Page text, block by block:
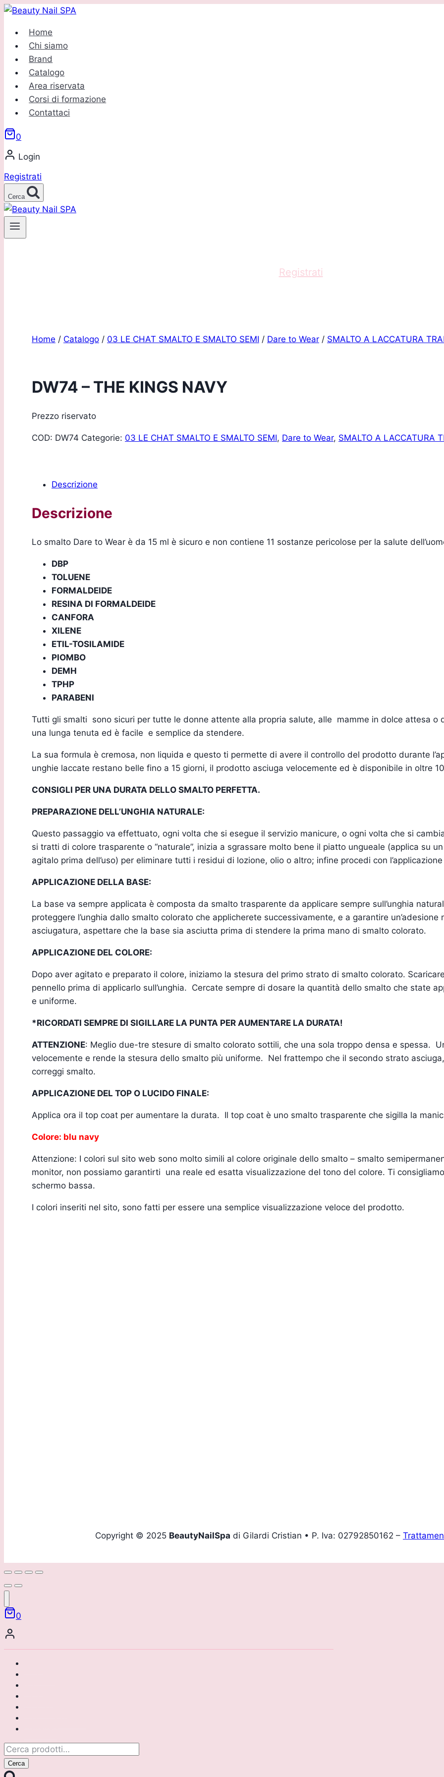
Salta
contenuto
Home
Chi siamo
Brand
Catalogo
Area riservata
Corsi di formazione
Contattaci
0
Login
Registrati
Cerca
Registrati
Home / Catalogo / 03 LE CHAT SMALTO E SMALTO SEMI / Dare to Wear / SMALTO A LACCATURA
DW74 – THE KINGS NAVY
Prezzo riservato
COD: DW74 Categorie: 03 LE CHAT SMALTO E SMALTO SEMI, Dare to Wear, SMALTO A LACCATURA
Descrizione
Descrizione
Lo smalto Dare to Wear è da 15 ml è sicuro e non contiene 11 sostanze pericolose per la salute
DBP
TOLUENE
FORMALDEIDE
RESINA DI FORMALDEIDE
CANFORA
XILENE
ETIL-TOSILAMIDE
PIOMBO
DEMH
TPHP
PARABENI
Tutti gli smalti sono sicuri per tutte le donne attente alla propria salute, alle mamme in dolce attesa o
una lunga tenuta ed è facile e semplice da stendere.
La sua formula è cremosa, non liquida e questo ti permette di avere il controllo del prodotto durante
unghie laccate restano belle fino a 15 giorni, il prodotto asciuga velocemente ed è disponibile in oltre
CONSIGLI PER UNA DURATA DELLO SMALTO PERFETTA.
PREPARAZIONE DELL’UNGHIA NATURALE:
Questo passaggio va effettuato, ogni volta che si esegue il servizio manicure, o ogni volta che si
si tratti di colore trasparente o “naturale”, inizia a sgrassare molto bene il piatto ungueale (applica su
agitalo prima dell’uso) per eliminare tutti i residui di lozione, olio o altro; infine procedi con
APPLICAZIONE DELLA BASE:
La base va sempre applicata è composta da smalto trasparente da applicare sempre sull’unghia
proteggere l’unghia dallo smalto colorato che applicherete successivamente, e a garantire un’adesione
asciugatura, aspettare che la base sia asciutta prima di stendere la prima mano di smalto colorato.
APPLICAZIONE DEL COLORE:
Dopo aver agitato e preparato il colore, iniziamo la stesura del primo strato di smalto colorato.
pennello prima di applicarlo sull’unghia. Cercate sempre di dosare la quantità dello smalto che state
e uniforme.
*RICORDATI SEMPRE DI SIGILLARE LA PUNTA PER AUMENTARE LA DURATA!
ATTENZIONE: Meglio due-tre stesure di smalto colorato sottili, che una sola troppo densa e spessa.
velocemente e rende la stesura dello smalto più uniforme. Nel frattempo che il secondo strato
correggi smalto.
APPLICAZIONE DEL TOP O LUCIDO FINALE:
Applica ora il top coat per aumentare la durata. Il top coat è uno smalto trasparente che sigilla la
Colore: blu navy
Attenzione: I colori sul sito web sono molto simili al colore originale dello smalto – smalto
monitor, non possiamo garantirti una reale ed esatta visualizzazione del tono del colore. Ti
schermo bassa.
I colori inseriti nel sito, sono fatti per essere una semplice visualizzazione veloce del prodotto.
Copyright © 2025 BeautyNailSpa di Gilardi Cristian • P. Iva: 02792850162 –
0
Cerca:
Cerca